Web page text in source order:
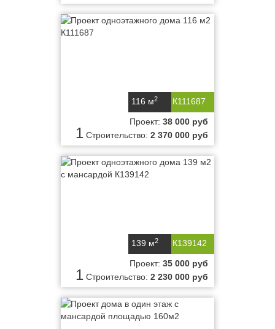
К111687
116 м2
1
Проект: 38 000 руб
Строительство: 2 370 000 руб
К139142
139 м2
1
Проект: 35 000 руб
Строительство: 2 230 000 руб